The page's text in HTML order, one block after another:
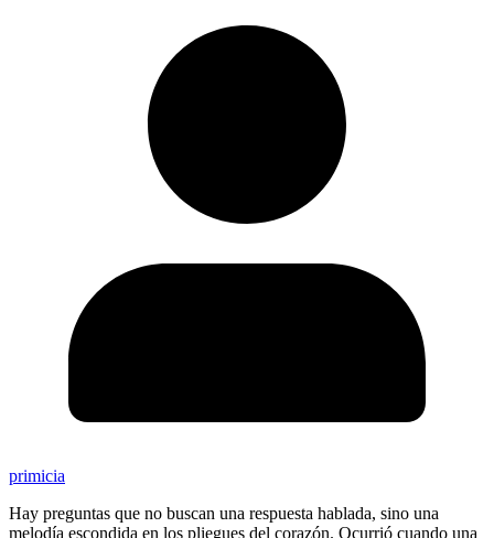
primicia
Hay preguntas que no buscan una respuesta hablada, sino una
melodía escondida en los pliegues del corazón. Ocurrió cuando una